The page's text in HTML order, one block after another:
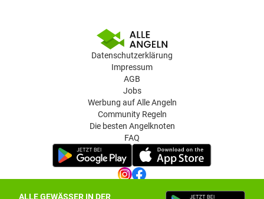
ALLE GEWÄSSER IN DER
Datenschutzerklärung
Impressum
AGB
Jobs
Werbung auf Alle Angeln
Community Regeln
Die besten Angelknoten
FAQ